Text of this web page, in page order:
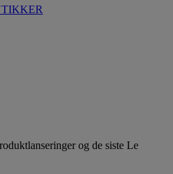
og de siste Le